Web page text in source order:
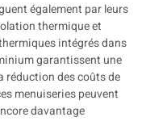
également par leurs
thermique et
intégrés dans
garantissent une
des coûts de
menuiseries peuvent
davantage